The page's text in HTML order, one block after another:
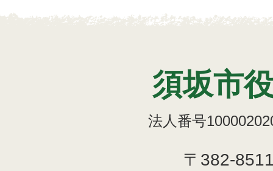
須坂市
法人番号
〒382-